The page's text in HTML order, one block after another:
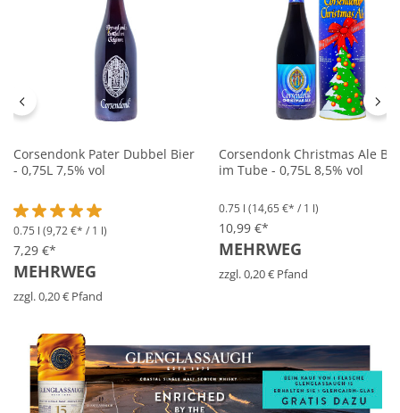
Corsendonk Pater Dubbel Bier
- 0,75L 7,5% vol
Durchschnittliche Bewertung von 5 von 5 Sternen
0.75 l (9,72 €* / 1 l)
7,29 €*
MEHRWEG
zzgl. 0,20 € Pfand
Corsendonk Christmas Ale
im Tube - 0,75L 8,5% vol
0.75 l (14,65 €* / 1 l)
10,99 €*
MEHRWEG
zzgl. 0,20 € Pfand